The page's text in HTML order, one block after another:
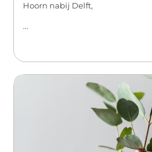
Hoorn nabij Delft,
...